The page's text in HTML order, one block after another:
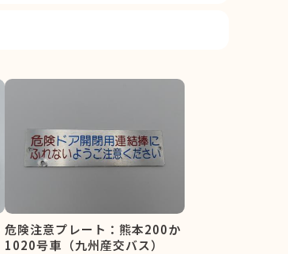
危険注意プレート：熊本200か
1020号車（九州産交バス）